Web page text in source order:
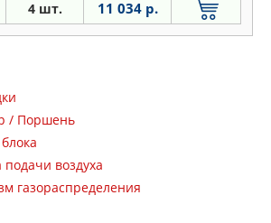
4 шт. 11 034 р.
/ Поршень
подачи воздуха
газораспределения